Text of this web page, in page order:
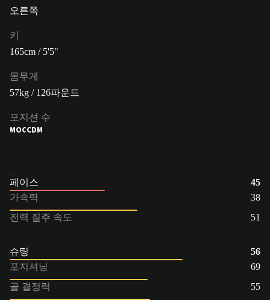
오른쪽
키
165cm / 5'5"
몸무게
57kg / 126파운드
포지션 수
MOCCDM
페이스
45
가속력
38
전력 질주 속도
51
슈팅
56
포지셔닝
69
골 결정력
55